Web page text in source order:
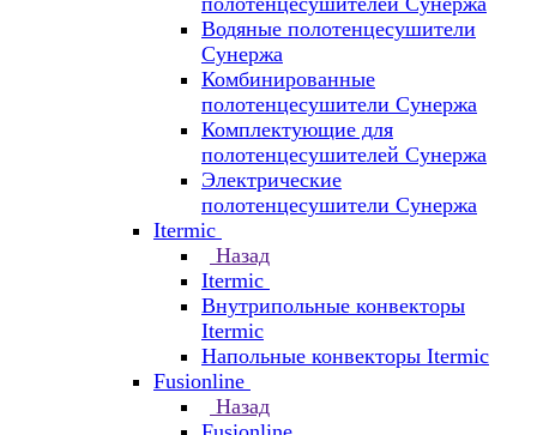
Водяные полотенцесушители
Сунержа
Комбинированные
полотенцесушители Сунержа
Комплектующие для
полотенцесушителей Сунержа
Электрические
полотенцесушители Сунержа
Itermic
Назад
Itermic
Внутрипольные конвекторы
Itermic
Напольные конвекторы Itermic
Fusionline
Назад